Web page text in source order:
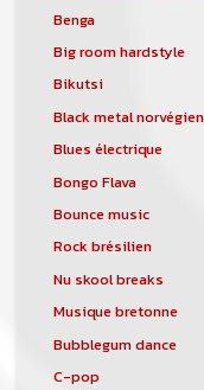
Benga
Big room hardstyle
Bikutsi
Black metal norvégien
Blues électrique
Bongo Flava
Bounce music
Rock brésilien
Nu skool breaks
Musique bretonne
Bubblegum dance
C-pop